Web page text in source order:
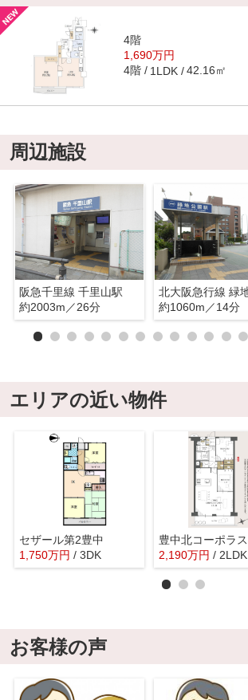
4階
1,690万円
4階 1LDK 42.16㎡
周辺施設
阪急千里線 千里山駅
約2003m／26分
約1060m／14分
エリアの近い物件
セザール第2豊中
1,750万円 / 3DK
豊中北コーポラス
2,190万円 / 2LDK
お客様の声